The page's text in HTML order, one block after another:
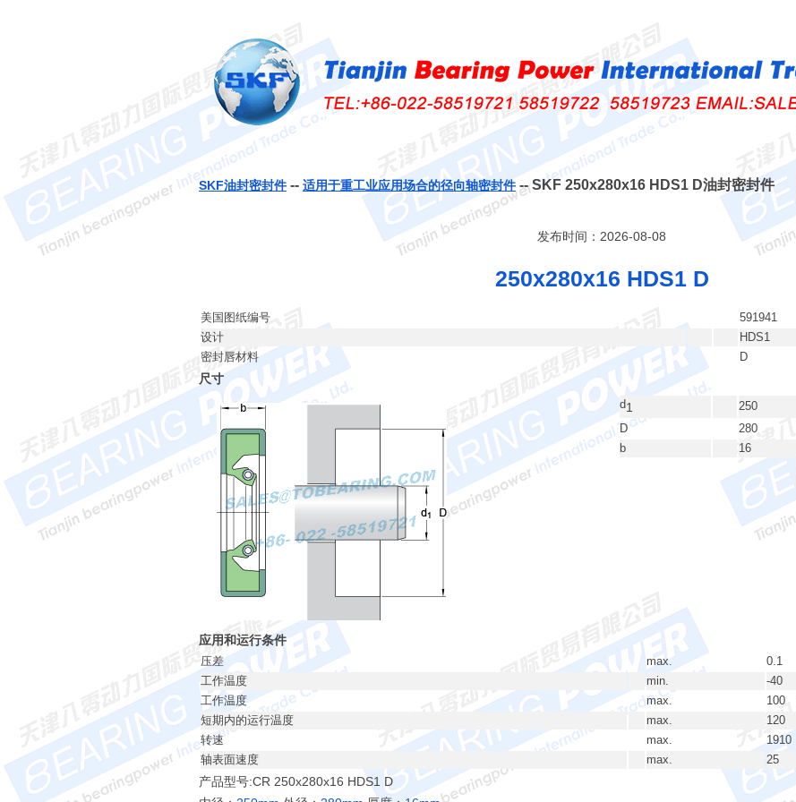
SKF油封密封件 -- 适用于重工业应用场合的径向轴密封件 -- SKF 250x280x16 HDS1 D油封密封件
发布时间：2026-08-08
250x280x16 HDS1 D
美国图纸编号
591941
设计
HDS1
密封唇材料
D
尺寸
d1 250
D
280
b
16
应用和运行条件
压差 max. 0.1
工作温度
min. -40
工作温度
max. 100
短期内的运行温度
max. 120
转速
max. 1910
轴表面速度
max. 25
产品型号:CR 250x280x16 HDS1 D